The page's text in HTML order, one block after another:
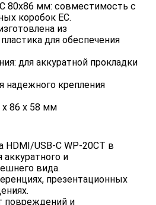
80x86 мм: совместимость с
коробок ЕС.
​​из
для обеспечения
для аккуратной прокладки
надежного крепления
86 х 58 мм
HDMI/USB-C WP-20CT в
и
вида.
презентационных
повреждений и